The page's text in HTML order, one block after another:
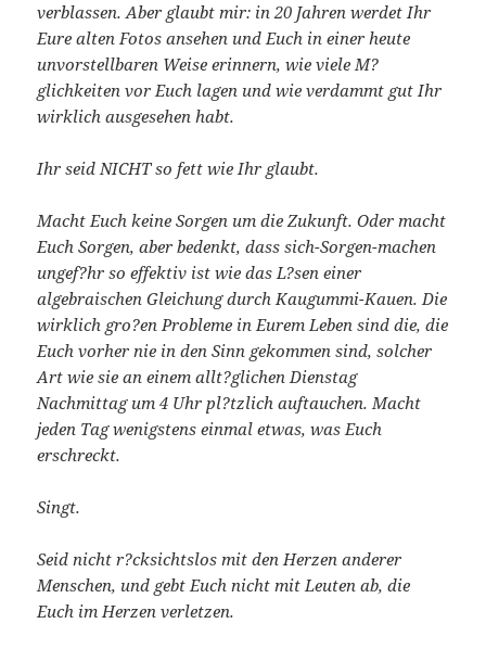
verblassen. Aber glaubt mir: in 20 Jahren werdet Ihr
Eure alten Fotos ansehen und Euch in einer heute
unvorstellbaren Weise erinnern, wie viele M?
glichkeiten vor Euch lagen und wie verdammt gut Ihr
wirklich ausgesehen habt.
Ihr seid NICHT so fett wie Ihr glaubt.
Macht Euch keine Sorgen um die Zukunft. Oder macht
Euch Sorgen, aber bedenkt, dass sich-Sorgen-machen
ungef?hr so effektiv ist wie das L?sen einer
algebraischen Gleichung durch Kaugummi-Kauen. Die
wirklich gro?en Probleme in Eurem Leben sind die, die
Euch vorher nie in den Sinn gekommen sind, solcher
Art wie sie an einem allt?glichen Dienstag
Nachmittag um 4 Uhr pl?tzlich auftauchen. Macht
jeden Tag wenigstens einmal etwas, was Euch
erschreckt.
Singt.
Seid nicht r?cksichtslos mit den Herzen anderer
Menschen, und gebt Euch nicht mit Leuten ab, die
Euch im Herzen verletzen.